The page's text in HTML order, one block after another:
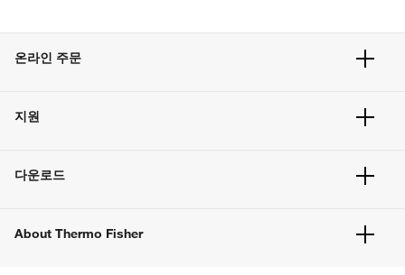
온라인 주문
주문 방법
벌크 주문
지원
고객 센터
웹사이트 개선사항
다운로드
About Thermo Fisher